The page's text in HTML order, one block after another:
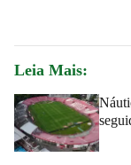
Leia Mais: